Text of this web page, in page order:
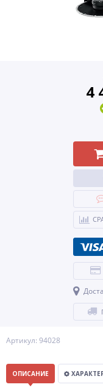
Артикул: 94028
4
ОПИСАНИЕ